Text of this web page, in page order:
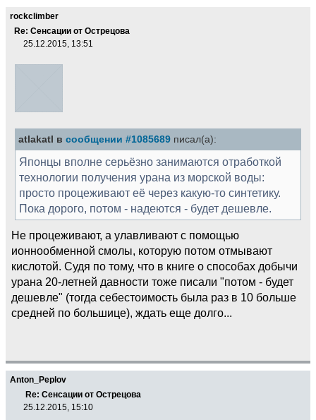
rockclimber
Re: Сенсации от Острецова
25.12.2015, 13:51
atlakatl в сообщении #1085689 писал(а):
Японцы вполне серьёзно занимаются отработкой
технологии получения урана из морской воды:
просто процеживают её через какую-то синтетику.
Пока дорого, потом - надеются - будет дешевле.
Не процеживают, а улавливают с помощью
ионнообменной смолы, которую потом отмывают
кислотой. Судя по тому, что в книге о способах добычи
урана 20-летней давности тоже писали "потом - будет
дешевле" (тогда себестоимость была раз в 10 больше
средней по большице), ждать еще долго...
Anton_Peplov
Re: Сенсации от Острецова
25.12.2015, 15:10